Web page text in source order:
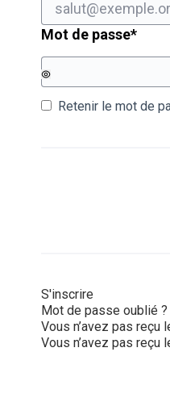
Mot de passe*
Retenir le mot de
S'inscrire
Mot de passe oublié ?
Vous n’avez pas reçu
Vous n’avez pas